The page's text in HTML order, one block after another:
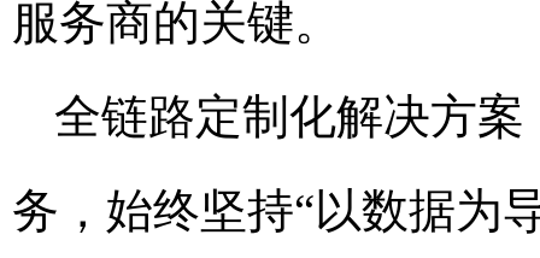
服务商的关键。
全链路定制化解决方
务，始终坚持“以数据为